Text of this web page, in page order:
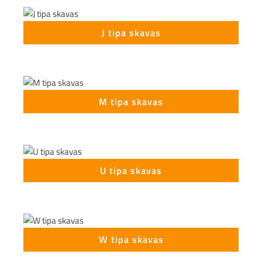
J tipa skavas
M tipa skavas
U tipa skavas
W tipa skavas